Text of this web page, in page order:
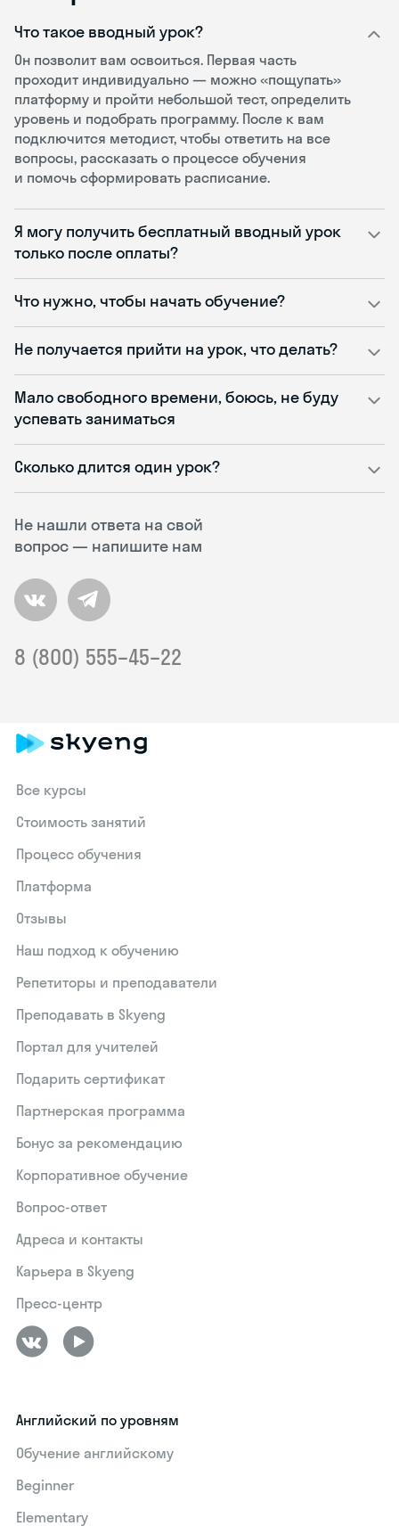
Не нашли ответа на свой
вопрос — напишите нам
8 (800) 555–45–22
Что такое вводный урок?
Он позволит вам освоиться. Первая часть
проходит индивидуально — можно «пощупать»
платформу и пройти небольшой тест, определить
уровень и подобрать программу. После к вам
подключится методист, чтобы ответить на все
вопросы, рассказать о процессе обучения
и помочь сформировать расписание.
Я могу получить бесплатный вводный урок
только после оплаты?
Что нужно, чтобы начать обучение?
Не получается прийти на урок, что делать?
Мало свободного времени, боюсь, не буду
успевать заниматься
Сколько длится один урок?
Все курсы
Стоимость занятий
Процесс обучения
Платформа
Отзывы
Наш подход к обучению
Репетиторы и преподаватели
Преподавать в Skyeng
Портал для учителей
Подарить сертификат
Партнерская программа
Бонус за рекомендацию
Корпоративное обучение
Вопрос-ответ
Адреса и контакты
Карьера в Skyeng
Пресс-центр
Английский по уровням
Обучение английскому
Beginner
Elementary